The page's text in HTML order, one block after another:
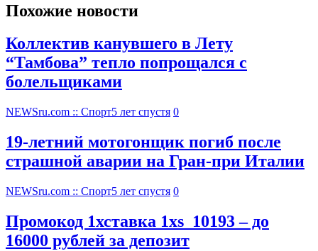
Похожие новости
Коллектив канувшего в Лету
“Тамбова” тепло попрощался с
болельщиками
NEWSru.com :: Спорт5 лет спустя 0
19-летний мотогонщик погиб после
страшной аварии на Гран-при Италии
NEWSru.com :: Спорт5 лет спустя 0
Промокод 1хставка 1xs_10193 – до
16000 рублей за депозит